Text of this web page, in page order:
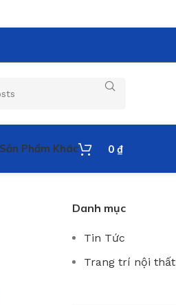
Sản Phẩm Khác 0 ₫
Danh mục
Tin Tức
Trang trí nội thất